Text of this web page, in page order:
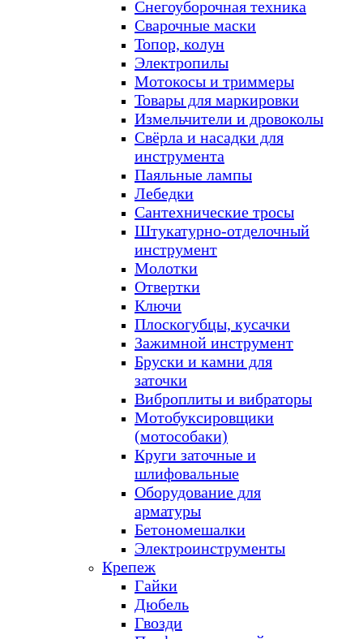
Снегоуборочная техника
Сварочные маски
Топор, колун
Электропилы
Мотокосы и триммеры
Товары для маркировки
Измельчители и дровоколы
Свёрла и насадки для
инструмента
Паяльные лампы
Лебедки
Сантехнические тросы
Штукатурно-отделочный
инструмент
Молотки
Отвертки
Ключи
Плоскогубцы, кусачки
Зажимной инструмент
Бруски и камни для
заточки
Виброплиты и вибраторы
Мотобуксировщики
(мотособаки)
Круги заточные и
шлифовальные
Оборудование для
арматуры
Бетономешалки
Электроинструменты
Крепеж
Гайки
Дюбель
Гвозди